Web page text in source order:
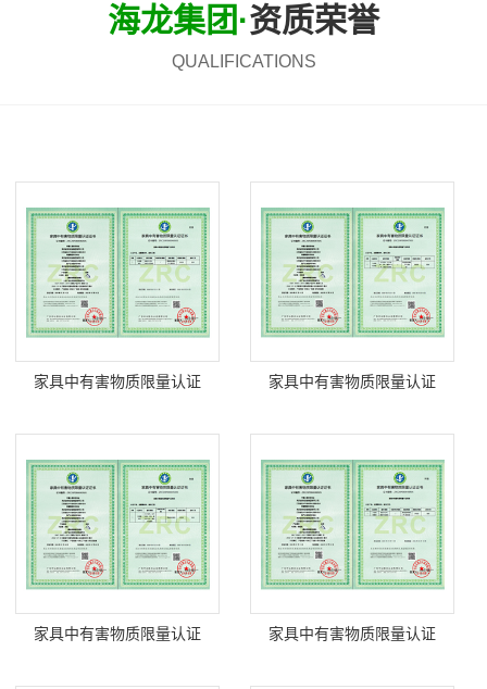
海龙集团·资质荣誉
QUALIFICATIONS
家具中有害物质限量认证 家具中有害物质限量认证
家具中有害物质限量认证 家具中有害物质限量认证